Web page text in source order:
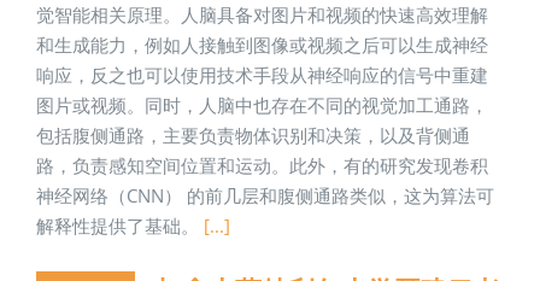
觉智能相关原理。人脑具备对图片和视频的快速高效理解
和生成能力，例如人接触到图像或视频之后可以生成神经
响应，反之也可以使用技术手段从神经响应的信号中重建
图片或视频。同时，人脑中也存在不同的视觉加工通路，
包括腹侧通路，主要负责物体识别和决策，以及背侧通
路，负责感知空间位置和运动。此外，有的研究发现卷积
神经网络（CNN） 的前几层和腹侧通路类似，这为算法可
解释性提供了基础。 [...]